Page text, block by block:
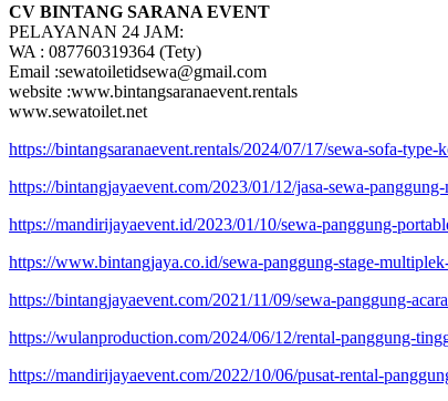
CV BINTANG SARANA EVENT
PELAYANAN 24 JAM:
WA : 087760319364 (Tety)
Email :sewatoiletidsewa@gmail.com
website :www.bintangsaranaevent.rentals
www.sewatoilet.net
https://bintangsaranaevent.rentals/2024/07/17/sewa-sofa-
https://bintangjayaevent.com/2023/01/12/jasa-sewa-
https://mandirijayaevent.id/2023/01/10/sewa-panggung-
https://www.bintangjaya.co.id/sewa-panggung-stage-
https://bintangjayaevent.com/2021/11/09/sewa-panggung-
https://wulanproduction.com/2024/06/12/rental-panggung-
https://mandirijayaevent.com/2022/10/06/pusat-rental-